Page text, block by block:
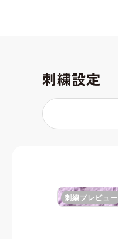
刺繍設定
刺繍プレビュー